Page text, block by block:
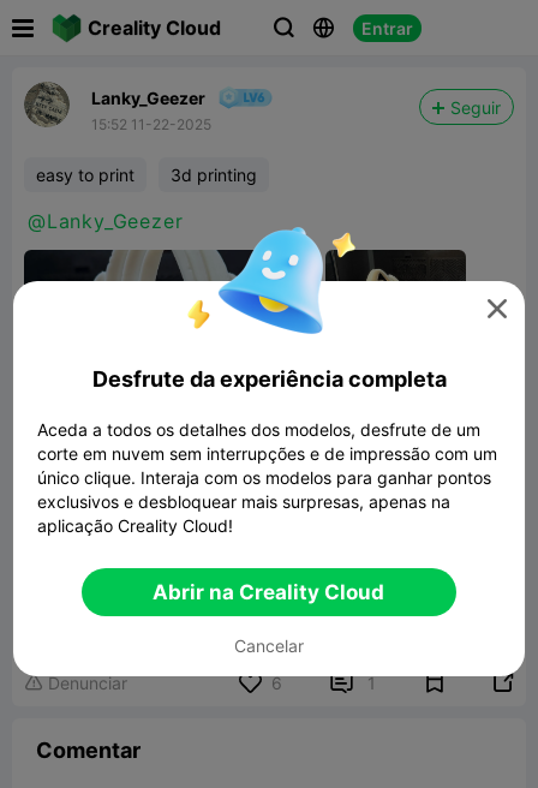
Creality Cloud   Entrar
Lanky_Geezer
15:52 11-22-2025
Seguir
easy to print 3d printing
@Lanky_Geezer
Angel wing candle holder
68.55MB Modelo 3D Relacionado
 Denunciar 6  1 
Comentar

Desfrute da experiência completa
Aceda a todos os detalhes dos modelos, desfrute de um
corte em nuvem sem interrupções e de impressão com um
único clique. Interaja com os modelos para ganhar pontos
exclusivos e desbloquear mais surpresas, apenas na
aplicação Creality Cloud!
Abrir na Creality Cloud
Cancelar